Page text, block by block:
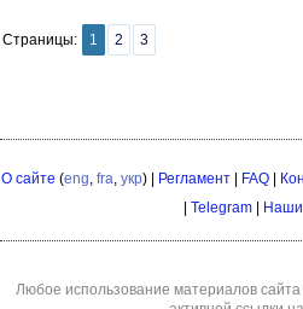
Страницы: 1 2 3
О сайте (eng fra укр) | Регламент| FAQ|
| Telegram | Наши
Любое использование материалов сайта